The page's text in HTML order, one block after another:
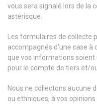
vous sera signalé lors de la
astérisque.
Les formulaires de
accompagnés d'une case à
que vos informations
pour le compte de tiers et/
Nous ne collectons aucune
ou ethniques, à vos